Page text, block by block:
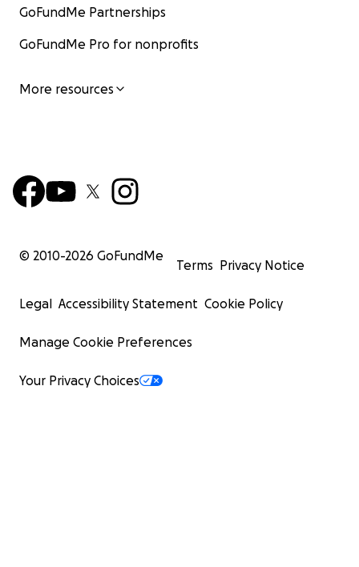
GoFundMe Partnerships
GoFundMe Pro for nonprofits
More resources
© 2010-2026 GoFundMe
Terms Privacy Notice
Legal Accessibility Statement Cookie Policy
Manage Cookie Preferences
Your Privacy Choices